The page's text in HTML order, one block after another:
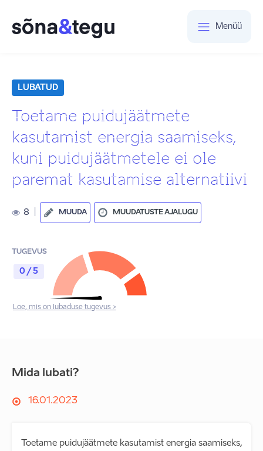
Menüü
LUBATUD
Toetame puidujäätmete
kasutamist energia saamiseks,
kuni puidujäätmetele ei ole
paremat kasutamise alternatiivi
8 MUUDA MUUDATUSTE AJALUGU
TUGEVUS
0 / 5
Loe, mis on lubaduse tugevus >
Mida lubati?
16.01.2023
Toetame puidujäätmete kasutamist energia saamiseks,